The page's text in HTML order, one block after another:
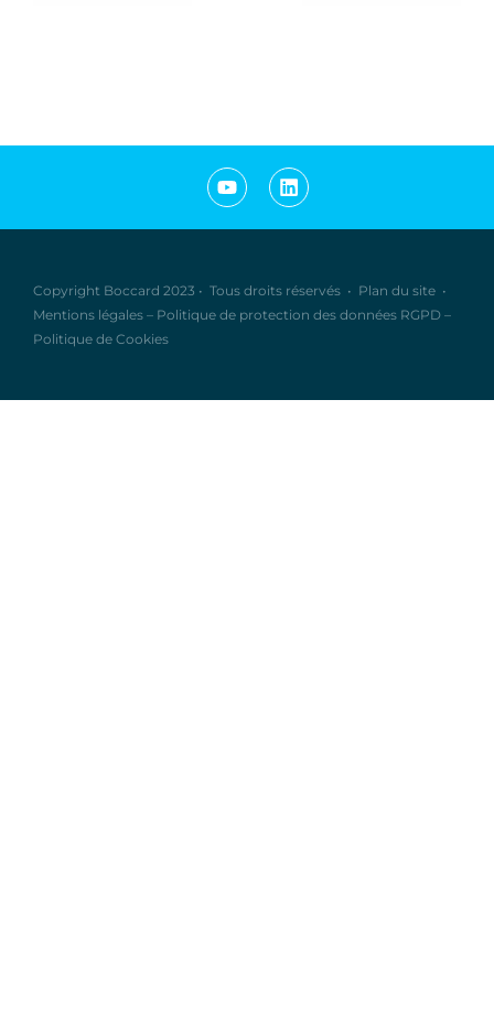
Copyright Boccard 2023 • Tous droits réservés • Plan du site •
Mentions légales – Politique de protection des données RGPD –
Politique de Cookies